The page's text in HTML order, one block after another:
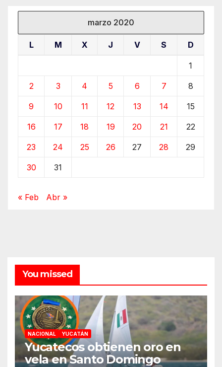
marzo 2020
L M X J V S D
1
2 3 4 5 6 7 8
9 10 11 12 13 14 15
16 17 18 19 20 21 22
23 24 25 26 27 28 29
30 31
« Feb Abr »
You missed
NACIONAL YUCATÁN
Yucatecos obtienen oro en
vela en Santo Domingo